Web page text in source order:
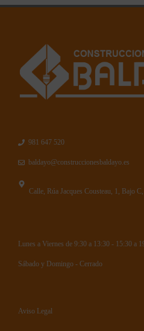
981 647 520
baldayo@construccionesbaldayo.es
Calle, Rúa Jacques Cousteau, 1, Bajo
Lunes a Viernes de 9:30 a 13:30 - 15:30 a
Sábado y Domingo - Cerrado
Aviso Legal